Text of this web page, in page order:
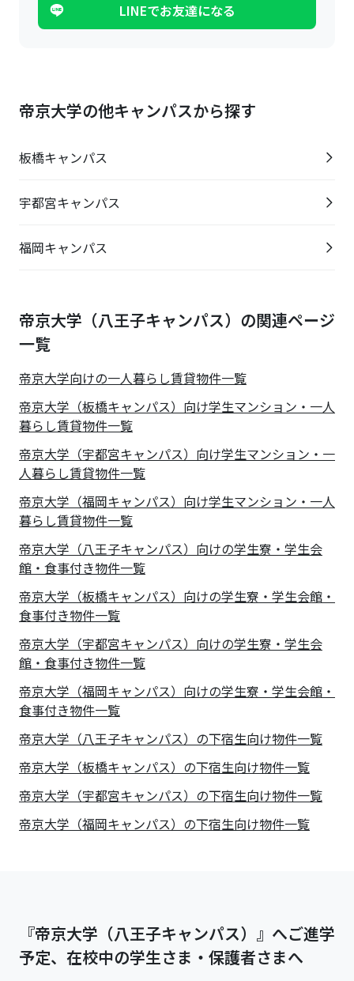
LINEでお友達になる
帝京大学の他キャンパスから探す
板橋キャンパス
宇都宮キャンパス
福岡キャンパス
帝京大学（八王子キャンパス）の関連ページ
一覧
帝京大学向けの一人暮らし賃貸物件一覧
帝京大学（板橋キャンパス）向け学生マンション・一人
暮らし賃貸物件一覧
帝京大学（宇都宮キャンパス）向け学生マンション・一
人暮らし賃貸物件一覧
帝京大学（福岡キャンパス）向け学生マンション・一人
暮らし賃貸物件一覧
帝京大学（八王子キャンパス）向けの学生寮・学生会
館・食事付き物件一覧
帝京大学（板橋キャンパス）向けの学生寮・学生会館・
食事付き物件一覧
帝京大学（宇都宮キャンパス）向けの学生寮・学生会
館・食事付き物件一覧
帝京大学（福岡キャンパス）向けの学生寮・学生会館・
食事付き物件一覧
帝京大学（八王子キャンパス）の下宿生向け物件一覧
帝京大学（板橋キャンパス）の下宿生向け物件一覧
帝京大学（宇都宮キャンパス）の下宿生向け物件一覧
帝京大学（福岡キャンパス）の下宿生向け物件一覧
『帝京大学（八王子キャンパス）』へご進学
予定、在校中の学生さま・保護者さまへ